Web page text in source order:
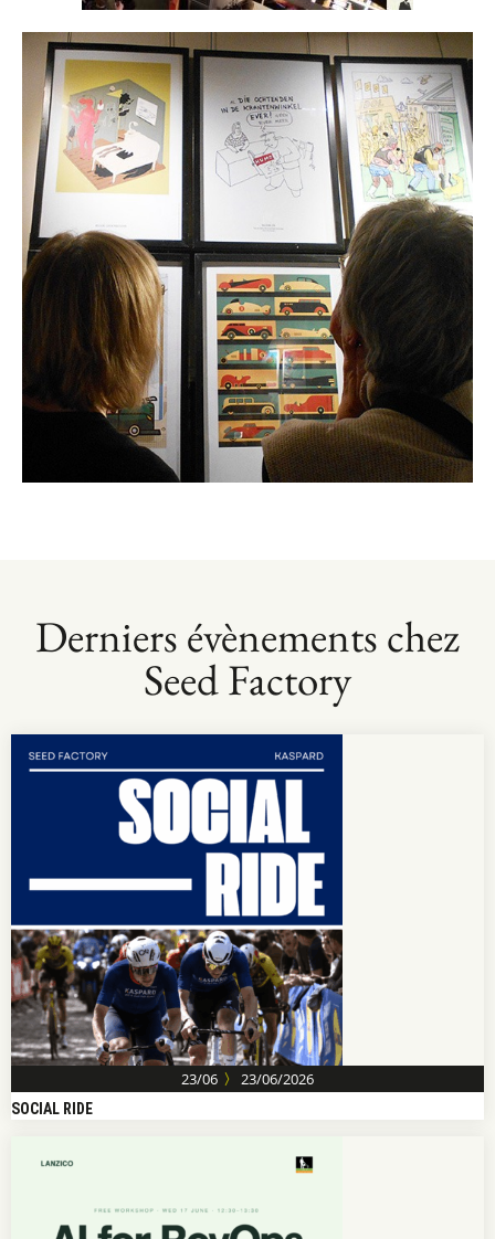
Derniers évènements chez
Seed Factory
23/06 〉 23/06/2026
SOCIAL RIDE